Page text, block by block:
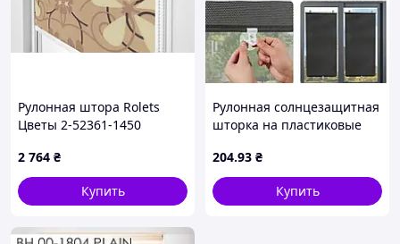
Рулонная штора Rolets
Цветы 2-52361-1450
Бежевая
2 764 ₴
Купить
Рулонная солнцезащитная
шторка на пластиковые
204.93 ₴
Купить